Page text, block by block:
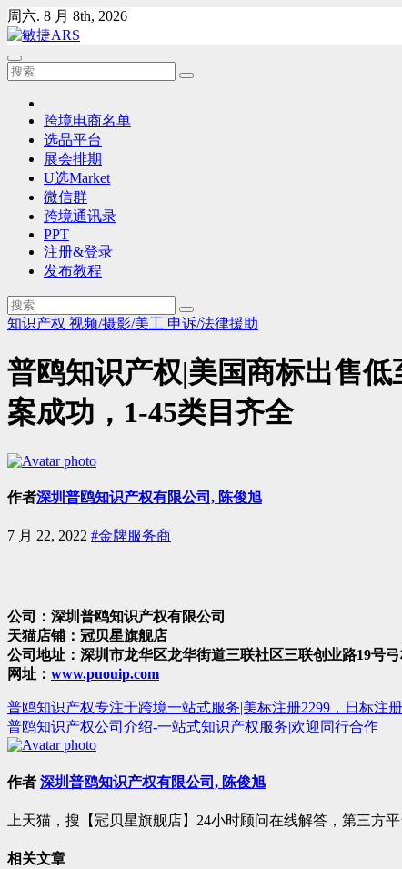
Skip
to
content
周六. 8 月 8th, 2026
跨境电商名单
选品平台
展会排期
U选Market
微信群
跨境通讯录
PPT
注册&登录
发布教程
知识产权 视频/摄影/美工 申诉/法律援助
普鸥知识产权|美国商标出售
案成功，1-45类目齐全
作者深圳普鸥知识产权有限公司, 陈俊旭
7 月 22, 2022 #金牌服务商
公司：深圳普鸥知识产权有限公司
天猫店铺：冠贝星旗舰店
公司地址：深圳市龙华区龙华街道三联社区三联创业路19号
网址： www.puouip.com
文
章
导
普鸥知识产权专注于跨境一站式服务|美标注册2299，日标注
普鸥知识产权公司介绍-一站式知识产权服务|欢迎同行合作
作者 深圳普鸥知识产权有限公司, 陈俊旭
上天猫，搜【冠贝星旗舰店】24小时顾问在线解答，第三方
相关文章